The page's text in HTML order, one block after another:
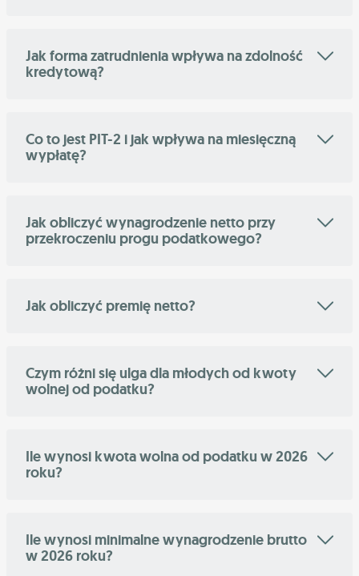
Jak forma zatrudnienia wpływa na zdolność
kredytową?
Co to jest PIT-2 i jak wpływa na miesięczną
wypłatę?
Jak obliczyć wynagrodzenie netto przy
przekroczeniu progu podatkowego?
Jak obliczyć premię netto?
Czym różni się ulga dla młodych od kwoty
wolnej od podatku?
Ile wynosi kwota wolna od podatku w 2026
roku?
Ile wynosi minimalne wynagrodzenie brutto
w 2026 roku?